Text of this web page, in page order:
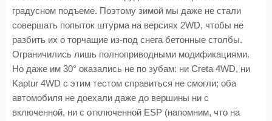
градусном подъеме. Поэтому зимой мы даже не стали
совершать попыток штурма на версиях 2WD, чтобы не
разбить их о торчащие из-под снега бетонные столбы.
Ограничились лишь полноприводными модификациями.
Но даже им 30° оказались не по зубам: ни Creta 4WD, ни
Kaptur 4WD с этим тестом справиться не смогли; оба
автомобиля не доехали даже до вершины ни с
включенной, ни с отключенной ESP (напомним, что на